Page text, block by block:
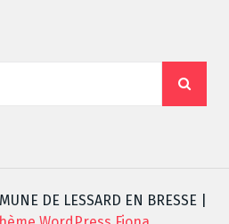
DE LESSARD EN BRESSE |